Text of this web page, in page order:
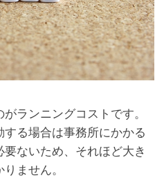
ランニングコストです。
る場合は事務所にかかる
ないため、それほど大き
ません。